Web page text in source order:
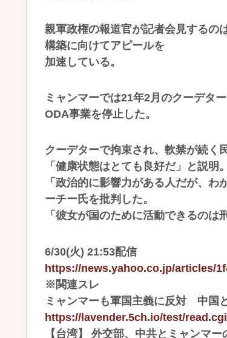
親軍政権の報道官が記者会見するの
構築に向けてアピールを
加速している。
ミャンマーでは21年2月のクーデタ
ODA事業を停止した。
クーデターで拘束され、軟禁が続く
「健康状態はとても良好だ」と説明。
「政治的に影響力がある人だが、
ーチー氏を批判した。
「彼女が国のために活動できるのは
6/30(火) 21:53配信
https://news.yahoo.co.jp/articles/
※関連スレ
ミャンマーも軍国主義に反対 中国
https://lavender.5ch.io/test/
【台湾】 外交部、中共とミャンマ